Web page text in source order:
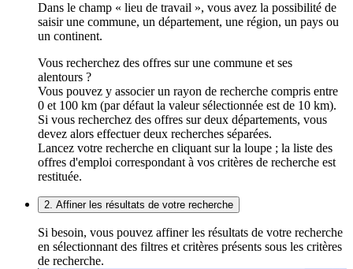
Dans le champ « lieu de travail », vous avez la possibilité de
saisir une commune, un département, une région, un pays ou
un continent.
Vous recherchez des offres sur une commune et ses
alentours ?
Vous pouvez y associer un rayon de recherche compris entre
0 et 100 km (par défaut la valeur sélectionnée est de 10 km).
Si vous recherchez des offres sur deux départements, vous
devez alors effectuer deux recherches séparées.
Lancez votre recherche en cliquant sur la loupe ; la liste des
offres d'emploi correspondant à vos critères de recherche est
restituée.
2. Affiner les résultats de votre recherche
Si besoin, vous pouvez affiner les résultats de votre recherche
en sélectionnant des filtres et critères présents sous les critères
de recherche.